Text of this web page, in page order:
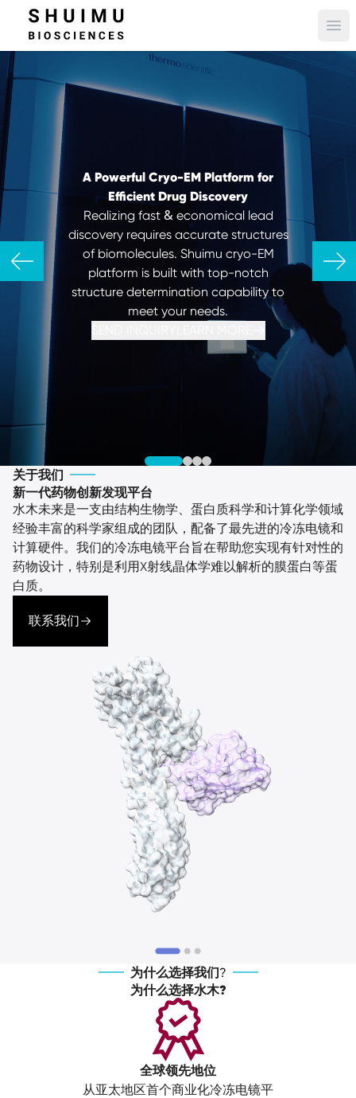
A Powerful Cryo-EM Platform for
Efficient Drug Discovery
Realizing fast &economical lead
discovery requires accurate structures
of biomolecules. Shuimu cryo-EM
platform is built with top-notch
structure determination capability to
meet your needs.
关于我们
新一代药物创新发现平台
水木未来是一支由结构生物学、蛋白质科学和计算化学领域
经验丰富的科学家组成的团队，配备了最先进的冷冻电镜和
计算硬件。我们的冷冻电镜平台旨在帮助您实现有针对性的
药物设计，特别是利用X射线晶体学难以解析的膜蛋白等蛋
白质。
联系我们
为什么选择我们?
为什么选择水木?
全球领先地位
从亚太地区首个商业化冷冻电镜平